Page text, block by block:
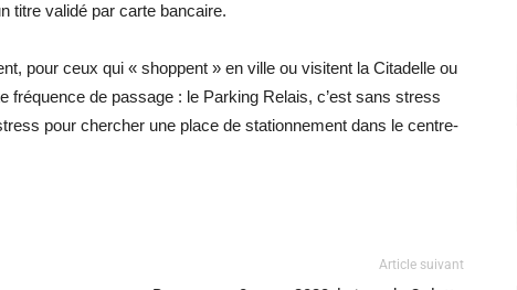
titre validé par carte bancaire.
pour ceux qui « shoppent » en ville ou visitent la Citadelle ou
fréquence de passage : le Parking Relais, c’est sans stress
pour chercher une place de stationnement dans le centre-
Article suivant